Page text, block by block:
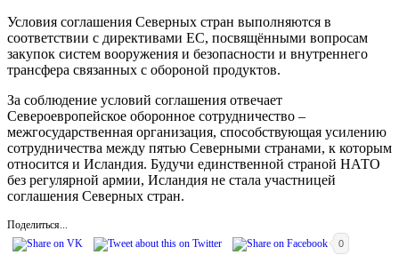
Условия соглашения Северных стран выполняются в
соответствии с директивами ЕС, посвящёнными вопросам
закупок систем вооружения и безопасности и внутреннего
трансфера связанных с обороной продуктов.
За соблюдение условий соглашения отвечает
Североевропейское оборонное сотрудничество –
межгосударственная организация, способствующая усилению
сотрудничества между пятью Северными странами, к которым
относится и Исландия. Будучи единственной страной НАТО
без регулярной армии, Исландия не стала участницей
соглашения Северных стран.
Поделиться...
0